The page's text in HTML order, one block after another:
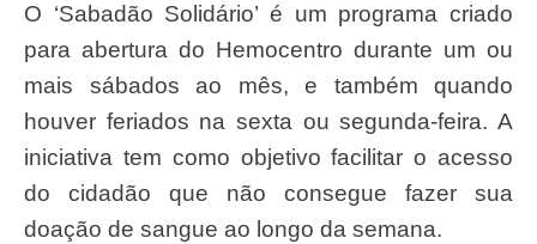
O ‘Sabadão Solidário’ é um programa criado
para abertura do Hemocentro durante um ou
mais sábados ao mês, e também quando
houver feriados na sexta ou segunda-feira. A
iniciativa tem como objetivo facilitar o acesso
do cidadão que não consegue fazer sua
doação de sangue ao longo da semana.